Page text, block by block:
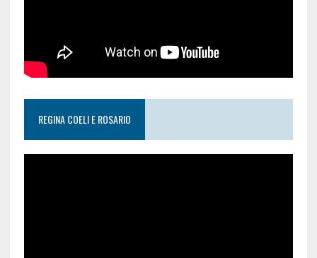
REGINA COELI E ROSARIO